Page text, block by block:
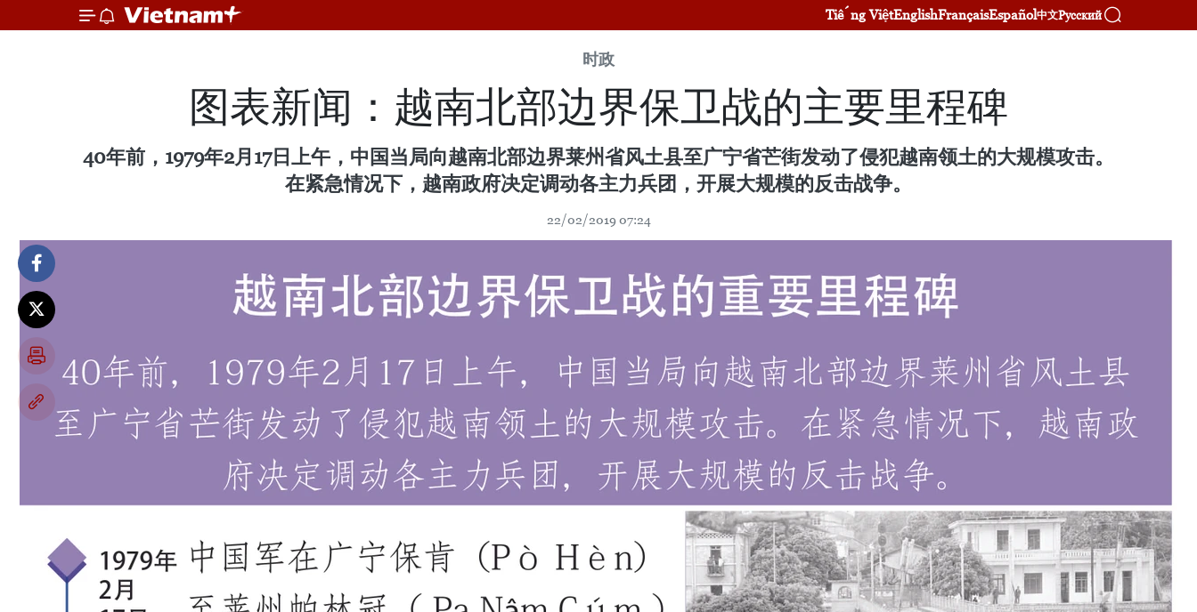
Tiếng ViệtEnglishFrançaisEspañol中文Русский
时政
图表新闻：越南北部边界保卫战的主要里程碑
40年前，1979年2月17日上午，中国当局向越南北部边界莱州省风土县至广宁省芒街发动了侵犯越南领土的大规模攻击。
在紧急情况下，越南政府决定调动各主力兵团，开展大规模的反击战争。
22/02/2019 07:24